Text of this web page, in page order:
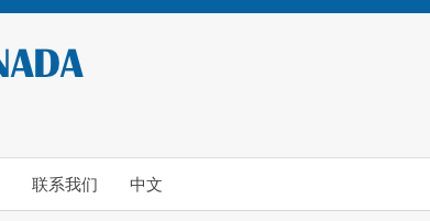
联系我们 中文